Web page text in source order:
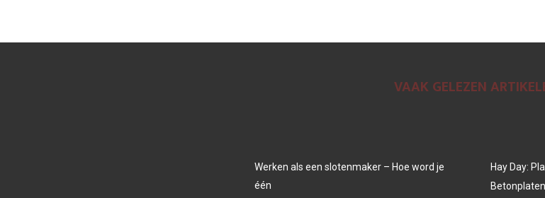
VAAK GELEZEN
Werken als een slotenmaker – Hoe word je
één
Hay Day:
Betonplaten